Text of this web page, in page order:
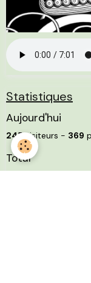
Statistiques
Aujourd'hui
245visiteurs - 369
Total